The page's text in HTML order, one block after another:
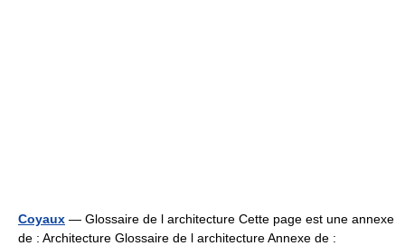
Coyaux — Glossaire de l architecture Cette page est une annexe
de : Architecture Glossaire de l architecture Annexe de :